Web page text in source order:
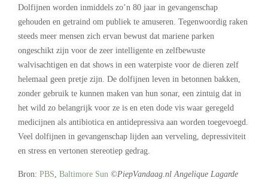
Dolfijnen worden inmiddels zo’n 80 jaar in gevangenschap
gehouden en getraind om publiek te amuseren. Tegenwoordig raken
steeds meer mensen zich ervan bewust dat mariene parken
ongeschikt zijn voor de zeer intelligente en zelfbewuste
walvisachtigen en dat shows in een waterpiste voor de dieren zelf
helemaal geen pretje zijn. De dolfijnen leven in betonnen bakken,
zonder gebruik te kunnen maken van hun sonar, een zintuig dat in
het wild zo belangrijk voor ze is en eten dode vis waar geregeld
medicijnen als antibiotica en antidepressiva aan worden toegevoegd.
Veel dolfijnen in gevangenschap lijden aan verveling, depressiviteit
en stress en vertonen stereotiep gedrag.
Bron: PBS Baltimore Sun ©PiepVandaag.nl Angelique Lagarde